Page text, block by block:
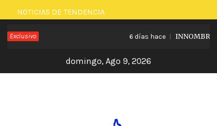
Saltar
al
contenido
NOTICIAS DE TENDENCIA
Exclusivo 6 días hace
domingo, Ago 9, 2026